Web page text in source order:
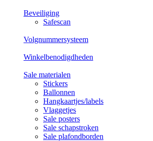
Beveiliging
Safescan
Volgnummersysteem
Winkelbenodigdheden
Sale materialen
Stickers
Ballonnen
Hangkaartjes/labels
Vlaggetjes
Sale posters
Sale schapstroken
Sale plafondborden